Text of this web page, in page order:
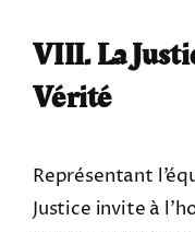
VIII. La
Vérité
Représentant
Justice invite à